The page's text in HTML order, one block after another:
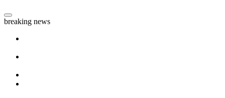
breaking news